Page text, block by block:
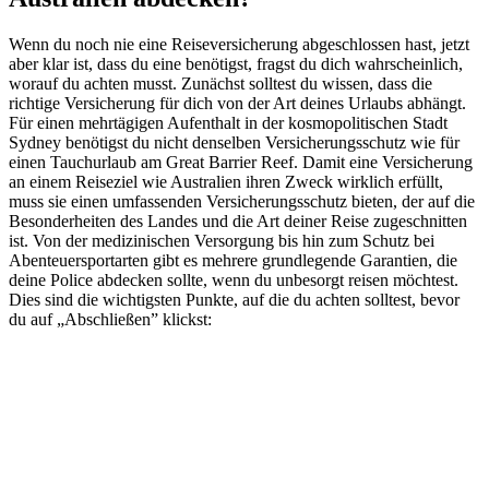
Wenn du noch nie eine Reiseversicherung abgeschlossen hast, jetzt
aber klar ist, dass du eine benötigst, fragst du dich wahrscheinlich,
worauf du achten musst. Zunächst solltest du wissen, dass die
richtige Versicherung für dich von der Art deines Urlaubs abhängt.
Für einen mehrtägigen Aufenthalt in der kosmopolitischen Stadt
Sydney benötigst du nicht denselben Versicherungsschutz wie für
einen Tauchurlaub am Great Barrier Reef. Damit eine Versicherung
an einem Reiseziel wie Australien ihren Zweck wirklich erfüllt,
muss sie einen umfassenden Versicherungsschutz bieten, der auf die
Besonderheiten des Landes und die Art deiner Reise zugeschnitten
ist. Von der medizinischen Versorgung bis hin zum Schutz bei
Abenteuersportarten gibt es mehrere grundlegende Garantien, die
deine Police abdecken sollte, wenn du unbesorgt reisen möchtest.
Dies sind die wichtigsten Punkte, auf die du achten solltest, bevor
du auf „Abschließen” klickst: